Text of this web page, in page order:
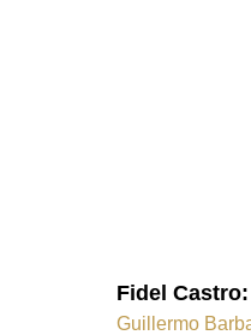
Fidel
Guillermo